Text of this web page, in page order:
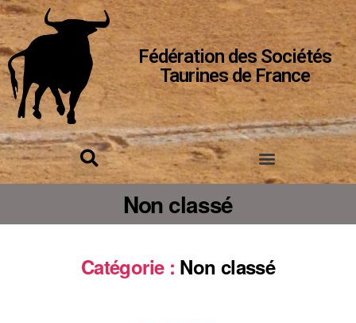
Fédération des Sociétés
Taurines de France
Non classé
Catégorie : Non classé